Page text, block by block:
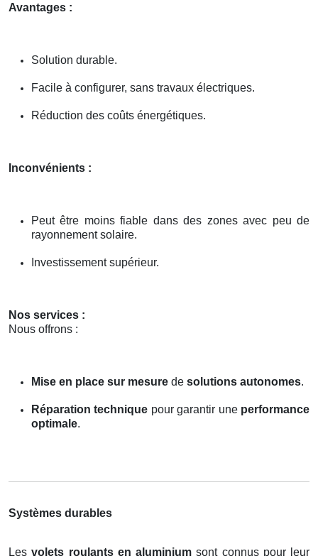
Avantages :
Solution durable.
Facile à configurer, sans travaux électriques.
Réduction des coûts énergétiques.
Inconvénients :
Peut être moins fiable dans des zones avec peu de
rayonnement solaire.
Investissement supérieur.
Nos services :
Nous offrons :
Mise en place sur mesure de solutions autonomes.
Réparation technique pour garantir une performance
optimale.
Systèmes durables
Lesvolets roulants en aluminium sont connus pour leur